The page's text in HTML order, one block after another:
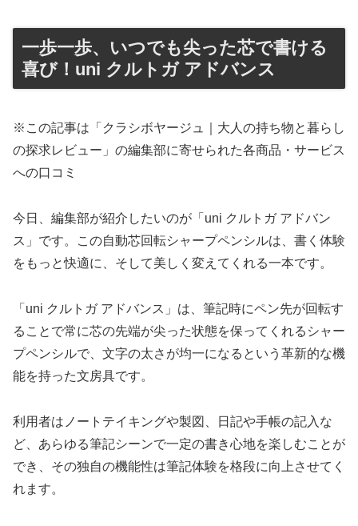
一歩一歩、いつでも尖った芯で書ける
喜び！uni クルトガ アドバンス
※この記事は「クラシボヤージュ｜大人の持ち物と暮らし
の探求レビュー」の編集部に寄せられた各商品・サービス
への口コミ
今日、編集部が紹介したいのが「uni クルトガ アドバン
ス」です。この自動芯回転シャープペンシルは、書く体験
をもっと快適に、そして美しく変えてくれる一本です。
「uni クルトガ アドバンス」は、筆記時にペン先が回転す
ることで常に芯の先端が尖った状態を保ってくれるシャー
プペンシルで、文字の太さが均一になるという革新的な機
能を持った文房具です。
利用者はノートテイキングや製図、日記や手帳の記入な
ど、あらゆる筆記シーンで一定の書き心地を楽しむことが
でき、その独自の機能性は筆記体験を格段に向上させてく
れます。